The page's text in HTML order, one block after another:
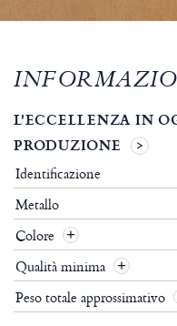
L'ECCELLENZA IN
PRODUZIONE
Identificazione
Metallo
Colore
Qualità minima
Peso totale approssimativo